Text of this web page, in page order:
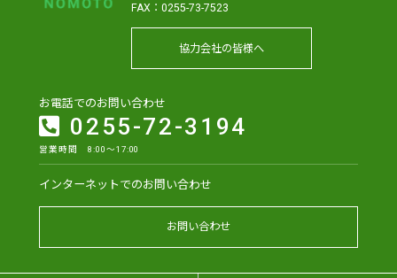
FAX：0255-73-7523
協力会社の皆様へ
お電話でのお問い合わせ
0255-72-3194
営業時間 8:00～17:00
インターネットでのお問い合わせ
お問い合わせ